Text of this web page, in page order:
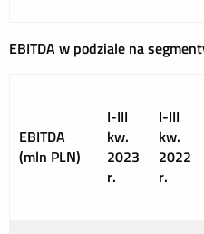
EBITDA w podziale na
EBITDA
(mln PLN)
I-III
kw.
2023
r.
I-III
kw.
2022
r.